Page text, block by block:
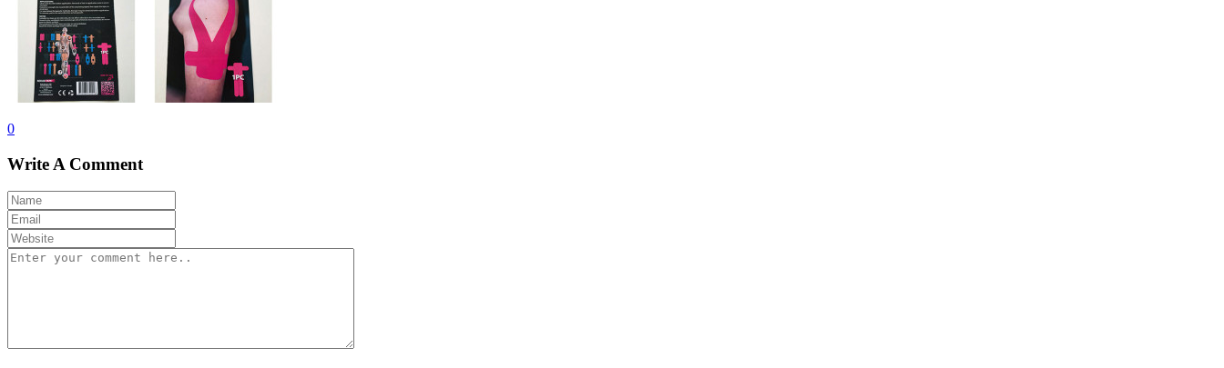
0
Write A Comment